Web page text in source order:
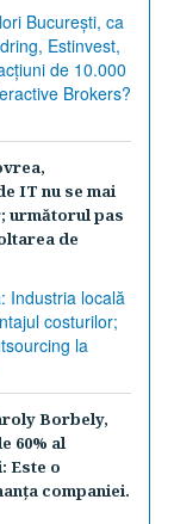
IT nu se mai
următorul pas
de
Borbely,
60% al
Este o
companiei.